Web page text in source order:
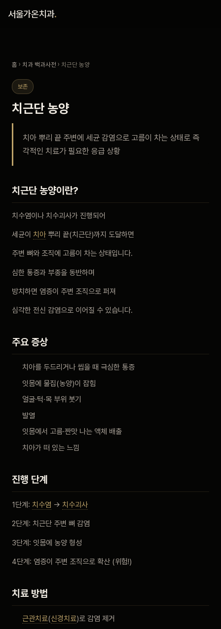
서울가온치과.
진료 안내
안내
비포 애프터
치과 백과사전
회원가입 / 로그인
홈 › 치과 백과사전 › 치근단 농양
보존
치근단 농양
치아 뿌리 끝 주변에 세균 감염으로 고름이 차는 상태로 즉
각적인 치료가 필요한 응급 상황
치근단 농양이란?
치수염이나 치수괴사가 진행되어
세균이 치아뿌리 끝(치근단)까지 도달하면
주변 뼈와 조직에 고름이 차는 상태입니다.
심한 통증과 부종을 동반하며
방치하면 염증이 주변 조직으로 퍼져
심각한 전신 감염으로 이어질 수 있습니다.
주요 증상
치아를 두드리거나 씹을 때 극심한 통증
잇몸에 물집(농양)이 잡힘
얼굴·턱·목 부위 붓기
발열
잇몸에서 고름·짠맛 나는 액체 배출
치아가 떠 있는 느낌
진행 단계
1단계: 치수염 → 치수괴사
2단계: 치근단 주변 뼈 감염
3단계: 잇몸에 농양 형성
4단계: 염증이 주변 조직으로 확산 (위험!)
치료 방법
근관치료(신경치료)로 감염 제거